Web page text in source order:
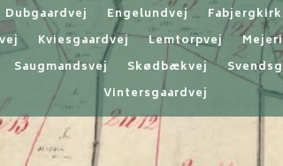
Dubgaardvej Engelundvej
Kviesgaardvej Lemtorpvej
Saugmandsvej Skødbækvej
Vintersgaardvej